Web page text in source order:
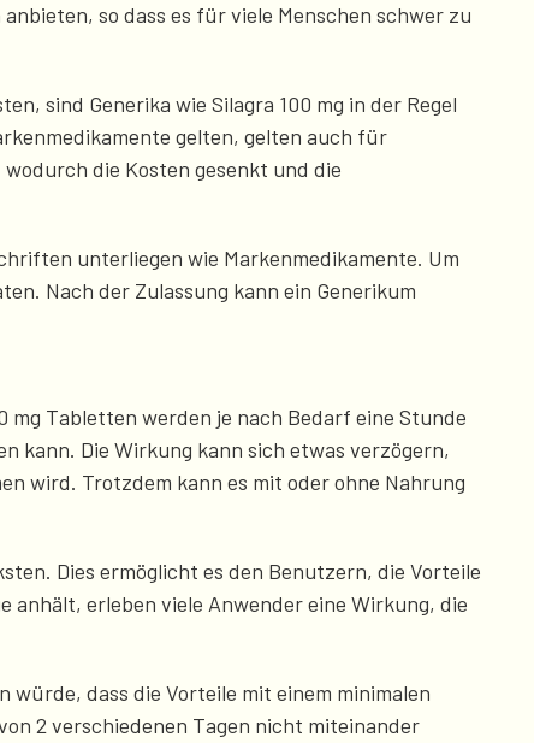
so dass es für viele Menschen schwer zu
sind Generika wie Silagra 100 mg in der Regel
gelten, gelten auch für
die Kosten gesenkt und die
unterliegen wie Markenmedikamente. Um
Nach der Zulassung kann ein Generikum
mg Tabletten werden je nach Bedarf eine Stunde
kann. Die Wirkung kann sich etwas verzögern,
wird. Trotzdem kann es mit oder ohne Nahrung
Dies ermöglicht es den Benutzern, die Vorteile
anhält, erleben viele Anwender eine Wirkung, die
würde, dass die Vorteile mit einem minimalen
2 verschiedenen Tagen nicht miteinander